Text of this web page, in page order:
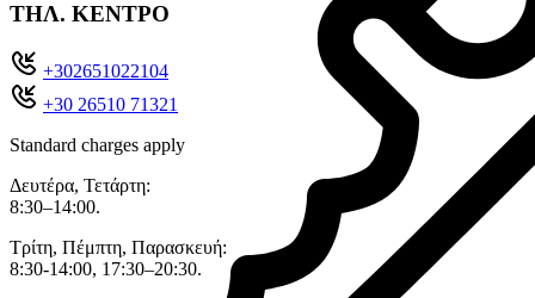
ΤΗΛ. ΚΕΝΤΡΟ
+302651022104
+30 26510 71321
Standard charges apply
Δευτέρα, Τετάρτη:
8:30–14:00.
Τρίτη, Πέμπτη, Παρασκευή:
8:30-14:00, 17:30–20:30.